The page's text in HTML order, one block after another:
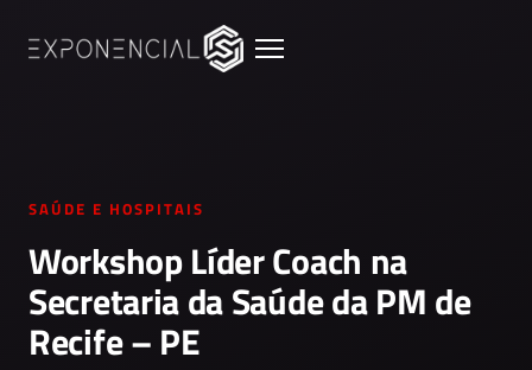
SAÚDE E HOSPITAIS
Workshop Líder Coach na
Secretaria da Saúde da PM de
Recife – PE